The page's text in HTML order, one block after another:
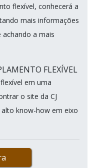
flexível, conhecerá a
mais informações
a mais
FLEXÍVEL
em uma
o site da CJ
know-how em eixo